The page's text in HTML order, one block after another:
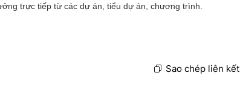
trực tiếp từ các dự án, tiểu dự án, chương trình.
Sao chép liên kết